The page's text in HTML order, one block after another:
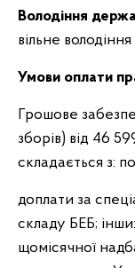
Володіння
вільне
Умови оплати
Грошове
зборів) від 46
складається з:
доплати за
складу БЕБ;
щомісячної